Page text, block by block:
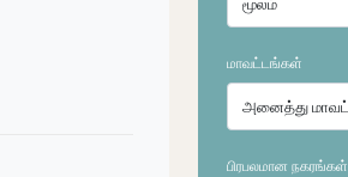
மாவட்டங்கள்
பிரபலமான நகரங்கள்